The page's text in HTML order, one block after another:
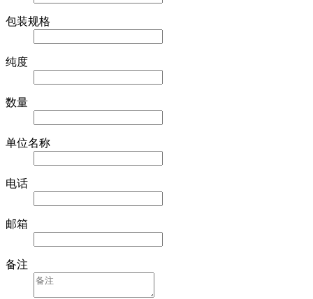
包装规格
纯度
数量
单位名称
电话
邮箱
备注